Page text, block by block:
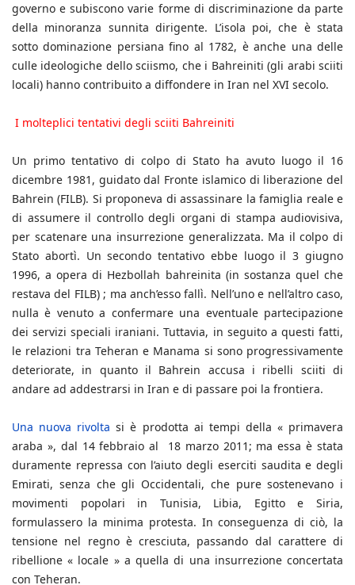
governo e subiscono varie forme di discriminazione da parte
della minoranza sunnita dirigente. L’isola poi, che è stata
sotto dominazione persiana fino al 1782, è anche una delle
culle ideologiche dello sciismo, che i Bahreiniti (gli arabi sciiti
locali) hanno contribuito a diffondere in Iran nel XVI secolo.
I molteplici tentativi degli sciiti Bahreiniti
Un primo tentativo di colpo di Stato ha avuto luogo il 16
dicembre 1981, guidato dal Fronte islamico di liberazione del
Bahrein (FILB). Si proponeva di assassinare la famiglia reale e
di assumere il controllo degli organi di stampa audiovisiva,
per scatenare una insurrezione generalizzata. Ma il colpo di
Stato abortì. Un secondo tentativo ebbe luogo il 3 giugno
1996, a opera di Hezbollah bahreinita (in sostanza quel che
restava del FILB) ; ma anch’esso fallì. Nell’uno e nell’altro caso,
nulla è venuto a confermare una eventuale partecipazione
dei servizi speciali iraniani. Tuttavia, in seguito a questi fatti,
le relazioni tra Teheran e Manama si sono progressivamente
deteriorate, in quanto il Bahrein accusa i ribelli sciiti di
andare ad addestrarsi in Iran e di passare poi la frontiera.
Una nuova rivolta si è prodotta ai tempi della « primavera
araba », dal 14 febbraio al 18 marzo 2011; ma essa è stata
duramente repressa con l’aiuto degli eserciti saudita e degli
Emirati, senza che gli Occidentali, che pure sostenevano i
movimenti popolari in Tunisia, Libia, Egitto e Siria,
formulassero la minima protesta. In conseguenza di ciò, la
tensione nel regno è cresciuta, passando dal carattere di
ribellione « locale » a quella di una insurrezione concertata
con Teheran.